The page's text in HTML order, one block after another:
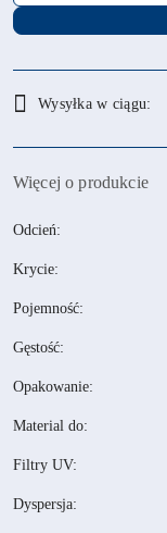
i
dostawa
Wysyłka w ciągu:
Więcej o produkcie
Odcień:
Krycie:
Pojemność:
Gęstość:
Opakowanie:
Material do:
Filtry UV:
Dyspersja: